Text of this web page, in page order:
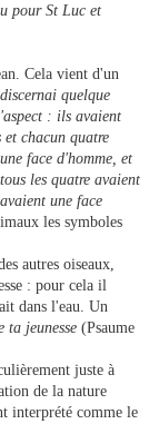
pour St Luc et
Cela vient d'un
quelque
: ils avaient
chacun quatre
face d'homme, et
les quatre avaient
une face
les symboles
autres oiseaux,
: pour cela il
dans l'eau. Un
ta jeunesse (Psaume
juste à
de la nature
interprété comme le